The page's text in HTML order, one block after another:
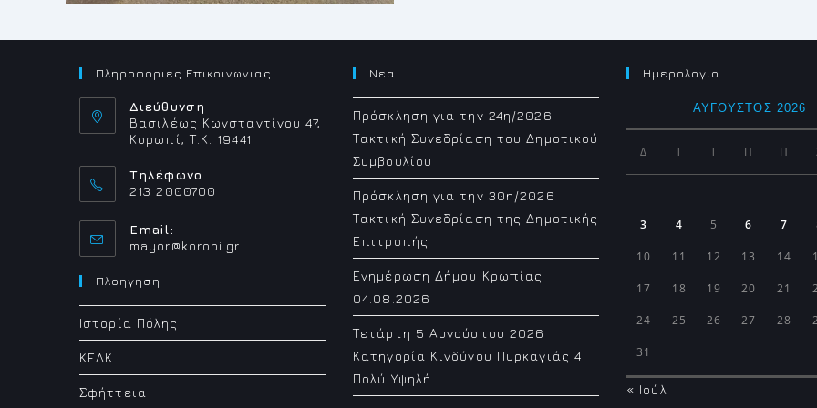
Πληροφοριες Επικοινωνιας
Διεύθυνση
Βασιλέως Κωνσταντίνου 47,
Κορωπί, Τ.Κ. 19441
Τηλέφωνο
213 2000700
Email:
mayor@koropi.gr
Πλοηγηση
Ιστορία Πόλης
ΚΕΔΚ
Σφήττεια
Νεα
Πρόσκληση για την 24η/2026
Τακτική Συνεδρίαση του Δημοτικού
Συμβουλίου
Πρόσκληση για την 30η/2026
Τακτική Συνεδρίαση της Δημοτικής
Επιτροπής
Ενημέρωση Δήμου Κρωπίας
04.08.2026
Τετάρτη 5 Αυγούστου 2026
Κατηγορία Κινδύνου Πυρκαγιάς 4
Πολύ Υψηλή
Ημερολογιο
ΑΎΓΟΥΣΤΟΣ 2026
Δ Τ Τ Π Π
3 4 5 6 7
10 11 12 13 14
17 18 19 20 21
24 25 26 27 28
31
« Ιούλ